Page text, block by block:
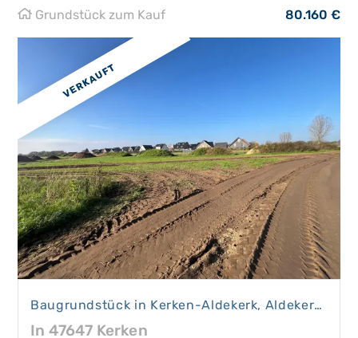
Grundstück zum Kauf 80.160 €
VERKAUFT
Baugrundstück in Kerken-Aldekerk, Aldekerk Süd II. Bauabschnitt
In 47647 Kerken